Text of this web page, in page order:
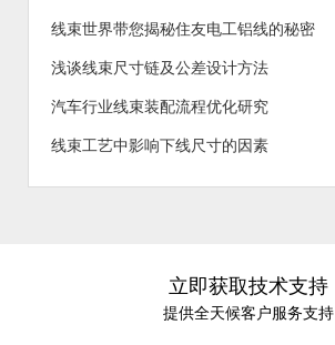
线束世界带您揭秘住友电工铝线的秘密
浅谈线束尺寸链及公差设计方法
汽车行业线束装配流程优化研究
线束工艺中影响下线尺寸的因素
立即获取技术支持
提供全天候客户服务支持